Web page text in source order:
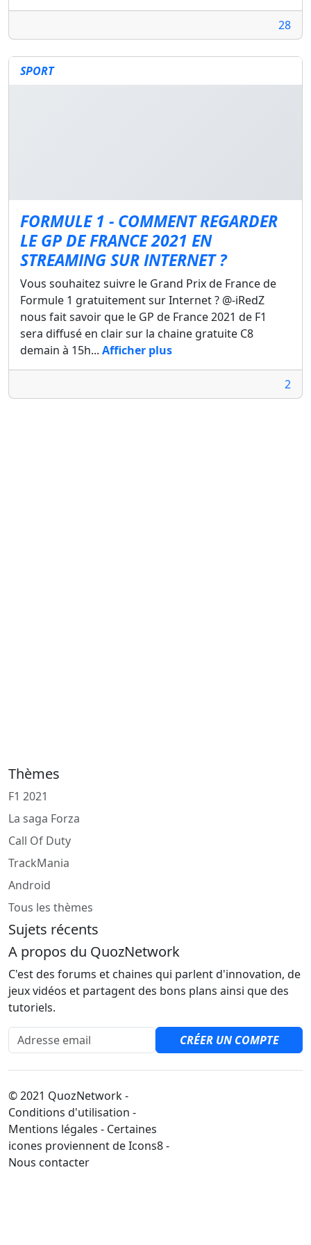
28
SPORT
FORMULE 1 - COMMENT REGARDER
LE GP DE FRANCE 2021 EN
STREAMING SUR INTERNET ?
Vous souhaitez suivre le Grand Prix de France de
Formule 1 gratuitement sur Internet ? @-iRedZ
nous fait savoir que le GP de France 2021 de F1
sera diffusé en clair sur la chaine gratuite C8
demain à 15h... Afficher plus
2
Thèmes
F1 2021
La saga Forza
Call Of Duty
TrackMania
Android
Tous les thèmes
Sujets récents
A propos du QuozNetwork
C'est des forums et chaines qui parlent d'innovation, de
jeux vidéos et partagent des bons plans ainsi que des
tutoriels.
Adresse email
CRÉER UN COMPTE
© 2021 QuozNetwork -
Conditions d'utilisation -
Mentions légales - Certaines
icones proviennent de Icons8 -
Nous contacter